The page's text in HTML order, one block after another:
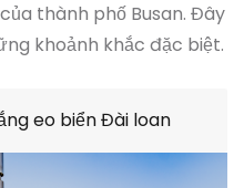
thành phố Busan. Đây
khoảnh khắc đặc biệt.
eo biển Đài loan